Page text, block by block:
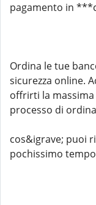
pagamento in
Ordina le tue
sicurezza online.
offrirti la
processo di
cos&igrave; puoi
pochissimo